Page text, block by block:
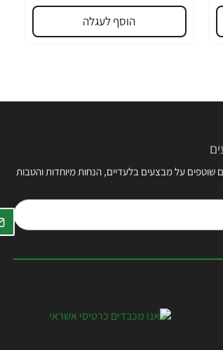
הוסף לעגלה
על מבצעים בלעדיים, הנחות מיוחדות והטבות